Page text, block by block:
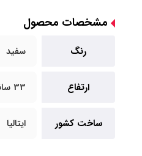
مشخصات محصول
رنگ سفید
ارتفاع 33 سانتی متر
ساخت کشور ایتالیا